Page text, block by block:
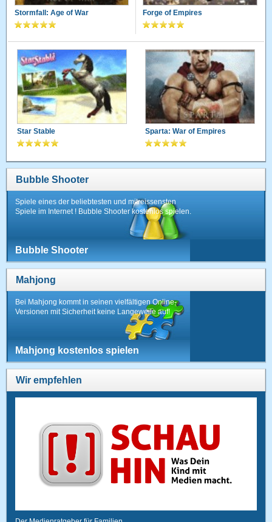
Stormfall: Age of War Forge of Empires
Star Stable Sparta: War of Empires
Bubble Shooter
Spiele eines der beliebtesten und mitreissensten
Spiele im Internet ! Bubble Shooter kostenlos spielen.
Bubble Shooter
Mahjong
Bei Mahjong kommt in seinen vielfältigen Online-
Versionen mit Sicherheit keine Langeweile auf!
Mahjong kostenlos spielen
Wir empfehlen